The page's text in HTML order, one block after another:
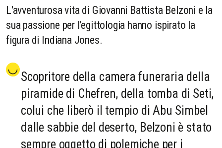
L'avventurosa vita di Giovanni Battista Belzoni e la
sua passione per l'egittologia hanno ispirato la
figura di Indiana Jones.
Scopritore della camera funeraria della
piramide di Chefren, della tomba di Seti,
colui che liberò il tempio di Abu Simbel
dalle sabbie del deserto, Belzoni è stato
sempre oggetto di polemiche per i